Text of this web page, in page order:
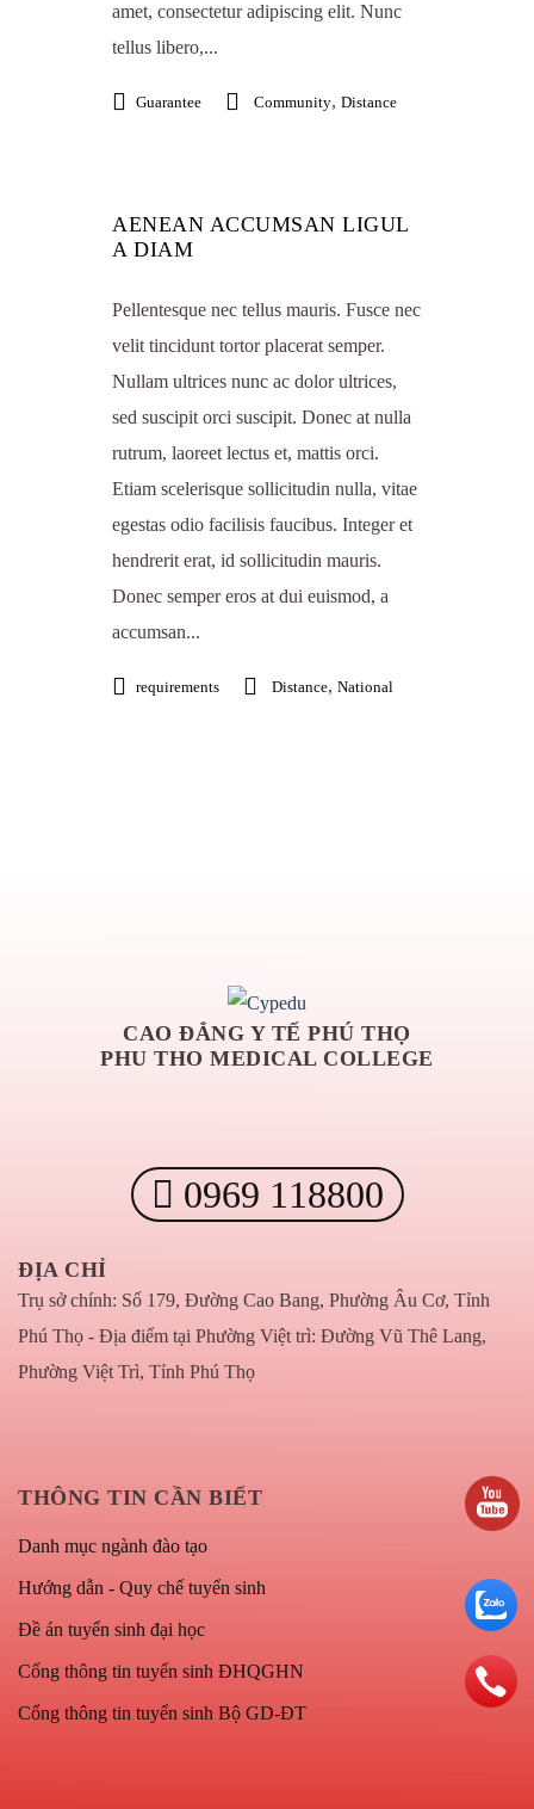
amet, consectetur adipiscing elit. Nunc
tellus libero,...
Guarantee Community, Distance
AENEAN ACCUMSAN LIGUL
A DIAM
Pellentesque nec tellus mauris. Fusce nec
velit tincidunt tortor placerat semper.
Nullam ultrices nunc ac dolor ultrices,
sed suscipit orci suscipit. Donec at nulla
rutrum, laoreet lectus et, mattis orci.
Etiam scelerisque sollicitudin nulla, vitae
egestas odio facilisis faucibus. Integer et
hendrerit erat, id sollicitudin mauris.
Donec semper eros at dui euismod, a
accumsan...
requirements Distance, National
CAO ĐẲNG Y TẾ PHÚ THỌ
PHU THO MEDICAL COLLEGE
0969 118800
ĐỊA CHỈ
Trụ sở chính: Số 179, Đường Cao Bang, Phường Âu Cơ, Tỉnh
Phú Thọ - Địa điểm tại Phường Việt trì: Đường Vũ Thê Lang,
Phường Việt Trì, Tỉnh Phú Thọ
THÔNG TIN CẦN BIẾT
Danh mục ngành đào tạo
Hướng dẫn - Quy chế tuyển sinh
Đề án tuyển sinh đại học
Cổng thông tin tuyển sinh ĐHQGHN
Cổng thông tin tuyển sinh Bộ GD-ĐT